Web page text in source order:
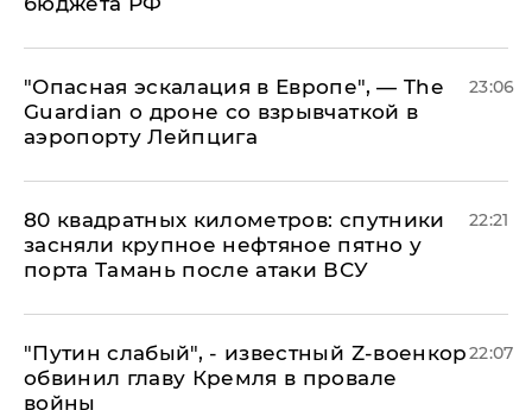
"Опасная эскалация в Европе", — The
Guardian о дроне со взрывчаткой в
аэропорту Лейпцига
23:06
80 квадратных километров: спутники
засняли крупное нефтяное пятно у
порта Тамань после атаки ВСУ
22:21
​"Путин слабый", - известный Z-военкор
обвинил главу Кремля в провале
войны
22:07